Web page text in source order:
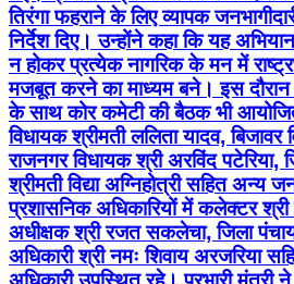
तिरंगा फहराने के लिए व्यापक
निर्देश दिए। उन्होंने कहा कि यह
न होकर प्रत्येक नागरिक के मन में
मजबूत करने का माध्यम बने। इस दौरान
के साथ कोर कमेटी की बैठक भी
विधायक श्रीमती ललिता यादव,
राजनगर विधायक श्री अरविंद पटेरिया,
श्रीमती विद्या अग्निहोत्री सहित अन्य
प्रशासनिक अधिकारियों में कलेक्टर श्री
अधीक्षक श्री रजत सकलेचा, जिला
अधिकारी श्री नमः शिवाय अरजरिया